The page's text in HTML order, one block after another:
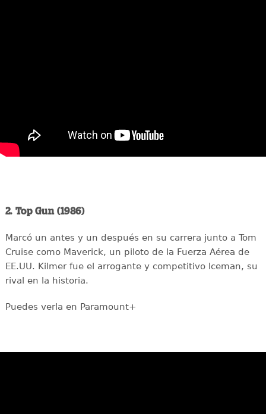
2. Top Gun (1986)
Marcó un antes y un después en su carrera junto a Tom
Cruise como Maverick, un piloto de la Fuerza Aérea de
EE.UU. Kilmer fue el arrogante y competitivo Iceman, su
rival en la historia.
Puedes verla en Paramount+